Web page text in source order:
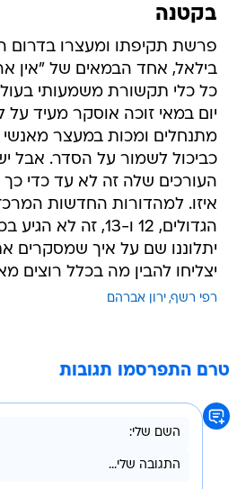
בקטנה
פרשת תקיפתו ומעצרו בדרום
בילאל, אחד הבמאים של "אין
כל כלי תקשורת משמעותי
יום במאי זוכה אוסקר מעיד על
מתנחלים ומכות במעצר מאנשי
כביכול לשמור על הסדר. אבל
העורכים שלה זה לא עד כדי כך
איזו. למהדורות החדשות
הגדולים, 12 ו-13, זה
יתלוננו שם על איך שמסקרים
יצליחו להבין מה בכלל רוצים
רפי רשף ירון אברהם
טרם התפרסמו תגובות